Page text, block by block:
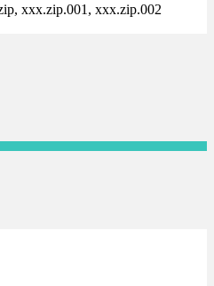
xxx.zip.001, xxx.zip.002